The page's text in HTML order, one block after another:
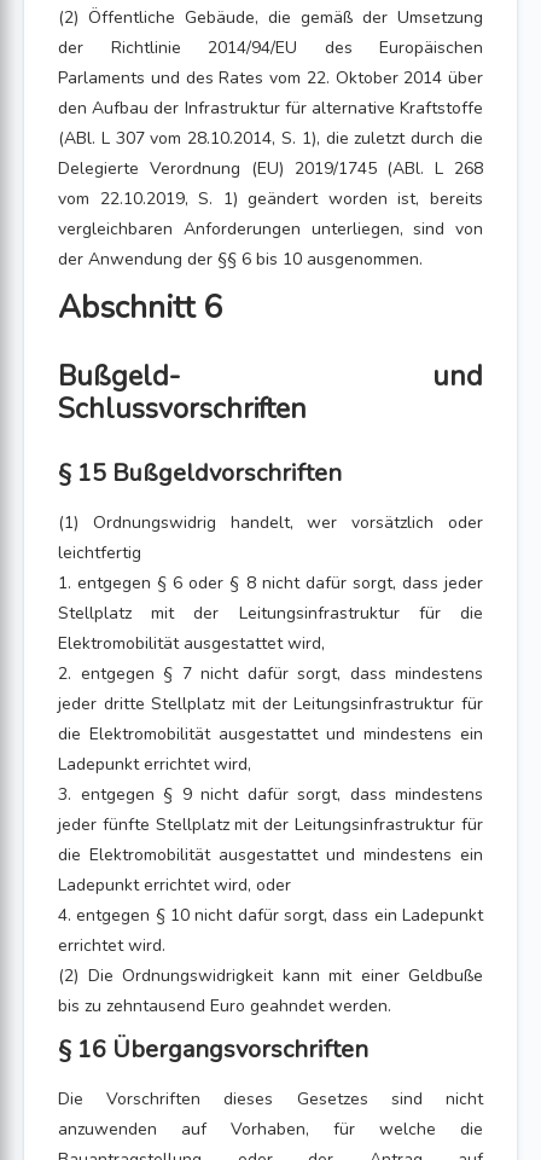
(2) Öffentliche Gebäude, die gemäß der Umsetzung
der Richtlinie 2014/94/EU des Europäischen
Parlaments und des Rates vom 22. Oktober 2014 über
den Aufbau der Infrastruktur für alternative Kraftstoffe
(ABl. L 307 vom 28.10.2014, S. 1), die zuletzt durch die
Delegierte Verordnung (EU) 2019/1745 (ABl. L 268
vom 22.10.2019, S. 1) geändert worden ist, bereits
vergleichbaren Anforderungen unterliegen, sind von
der Anwendung der §§ 6 bis 10 ausgenommen.
Abschnitt 6
Bußgeld- und
Schlussvorschriften
§ 15 Bußgeldvorschriften
(1) Ordnungswidrig handelt, wer vorsätzlich oder
leichtfertig
1. entgegen § 6 oder § 8 nicht dafür sorgt, dass jeder
Stellplatz mit der Leitungsinfrastruktur für die
Elektromobilität ausgestattet wird,
2. entgegen § 7 nicht dafür sorgt, dass mindestens
jeder dritte Stellplatz mit der Leitungsinfrastruktur für
die Elektromobilität ausgestattet und mindestens ein
Ladepunkt errichtet wird,
3. entgegen § 9 nicht dafür sorgt, dass mindestens
jeder fünfte Stellplatz mit der Leitungsinfrastruktur für
die Elektromobilität ausgestattet und mindestens ein
Ladepunkt errichtet wird, oder
4. entgegen § 10 nicht dafür sorgt, dass ein Ladepunkt
errichtet wird.
(2) Die Ordnungswidrigkeit kann mit einer Geldbuße
bis zu zehntausend Euro geahndet werden.
§ 16 Übergangsvorschriften
Die Vorschriften dieses Gesetzes sind nicht
anzuwenden auf Vorhaben, für welche die